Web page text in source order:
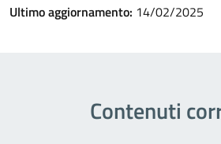
Ultimo aggiornamento: 14/02/2025
Contenuti